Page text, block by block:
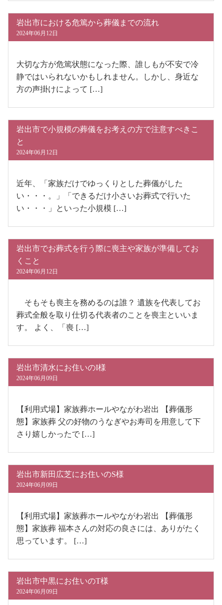
岩出市における危篤から葬儀までの流れ
2024年06月12日
大切な方が危篤状態になった際、誰しもが不安で冷
静ではいられないかもしれません。しかし、身近な
方の声掛けによって […]
岩出市で小規模の葬儀をお考えの方で注意すべきこ
と
2024年06月12日
近年、「家族だけでゆっくりとした葬儀がした
い・・・。」「できるだけ小さいお葬式で行いた
い・・・」といった小規模 […]
岩出市でお葬式を行う際に喪主や家族が準備してお
くこと
2024年06月12日
そもそも喪主を務めるのは誰？ 遺族を代表してお
葬式全般を取り仕切る代表者のことを喪主といいま
す。 よく、「喪 […]
岩出市清水にお住いのI様
2024年06月09日
【利用式場】家族葬ホールやながわ岩出 【葬儀形
態】家族葬 父の好物のうなぎやお寿司を用意して下
さり嬉しかったで […]
岩出市新田広芝にお住いのS様
2024年06月09日
【利用式場】家族葬ホールやながわ岩出 【葬儀形
態】家族葬 福本さんの対応の良さには、ありがたく
思っています。 […]
岩出市中黒にお住いのT様
2024年06月09日